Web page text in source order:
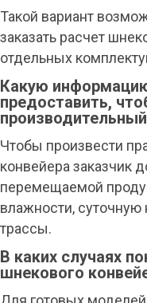
Такой вариант
заказать расчет
отдельных
Какую
предоставить,
Чтобы произвести
конвейера заказчик
перемещаемой
влажности, суточную
трассы.
В каких случаях
шнекового